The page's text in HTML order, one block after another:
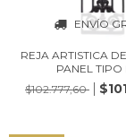
ENVÍO
REJA ARTISTICA
PANEL TIPO
$102.777,60